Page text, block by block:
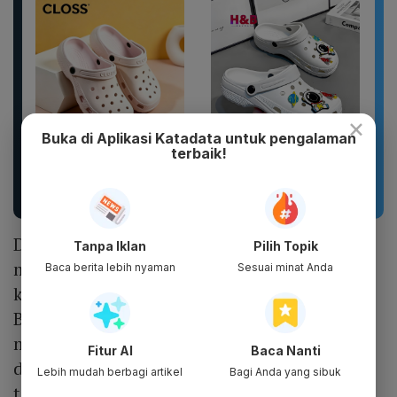
Sandal unisex trendi,
Motif kartun berpendar.
Di sisi lain, dua pengusaha travel
mengatakan ada grup travel besar membeli
kuota haji khusus dari perusahaan kecil.
Biasanya calon haji khusus cenderung
memilih perusahaan yang lebih besar, kata
dua pengusaha ini. Calon haji khusus ini
×
Buka di Aplikasi Katadata untuk pengalaman
terbaik!
Tanpa Iklan
Baca berita lebih nyaman
Pilih Topik
Sesuai minat Anda
Fitur AI
Lebih mudah berbagi artikel
Baca Nanti
Bagi Anda yang sibuk